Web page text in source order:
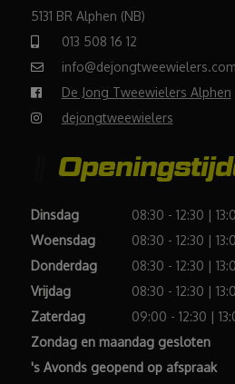
5131 BR Alphen (NB)
013 508 16 12
info@dejongtweewielers.com
De Jong Tweewielers Alphen
dejongtweewielers
Dinsdag
08:30 - 12:30 |
Woensdag
08:30 - 12:30 |
Donderdag
08:30 - 12:30 |
Vrijdag
08:30 - 12:30 |
Zaterdag
09:00 - 12:30 |
Zondag en maandag gesloten
's Avonds geopend op afspraak